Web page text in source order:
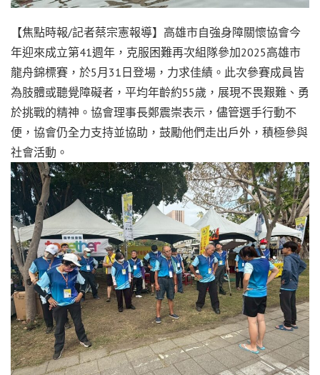
【焦點時報/記者蔡宗憲報導】高雄市自強身障關懷協會今
年迎來成立第41週年，克服困難再次組隊參加2025高雄市
龍舟錦標賽，於5月31日登場，力求佳績。此次參賽成員皆
為肢體或聽覺障礙者，平均年齡約55歲，展現不畏艱難、勇
於挑戰的精神。協會理事長鄭震崇表示，儘管選手行動不
便，協會仍全力支持並協助，鼓勵他們走出戶外，積極參與
社會活動。